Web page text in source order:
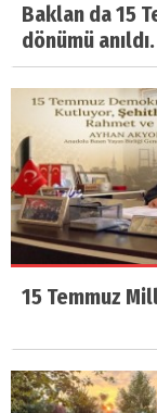
Baklan da 15
dönümü anıldı.
15 Temmuz